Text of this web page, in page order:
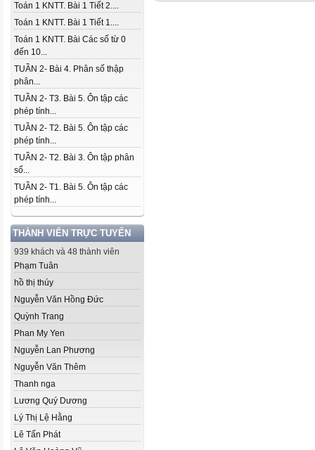
Toán 1 KNTT. Bài 1 Tiết 2....
Toán 1 KNTT. Bài 1 Tiết 1....
Toán 1 KNTT. Bài Các số từ 0
đến 10...
TUẦN 2- Bài 4. Phân số thập
phân...
TUẦN 2- T3. Bài 5. Ôn tập các
phép tính...
TUẦN 2- T2. Bài 5. Ôn tập các
phép tính...
TUẦN 2- T2. Bài 3. Ôn tập phân
số...
TUẦN 2- T1. Bài 5. Ôn tập các
phép tính...
THÀNH VIÊN TRỰC TUYẾN
939 khách và 48 thành viên
Phạm Tuân
hồ thị thúy
Nguyễn Văn Hồng Đức
Quỳnh Trang
Phan My Yen
Nguyễn Lan Phương
Nguyễn Văn Thêm
Thanh nga
Lương Quý Dương
Lý Thị Lệ Hằng
Lê Tấn Phát